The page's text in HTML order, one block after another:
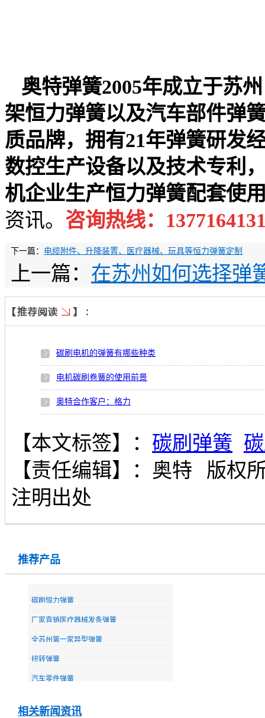
奥特弹簧2005年成立于苏
架恒力弹簧以及汽车部件弹
质品牌，拥有21年弹簧研发
数控生产设备以及技术专利
机企业生产恒力弹簧配套使
资讯。 咨询热线：
下一篇： 电缆附件、升降装置、医疗器械、玩具等恒力弹簧定制
上一篇： 在苏州如何选择弹
碳刷电机的弹簧有哪些种类
电机碳刷卷簧的使用前景
奥特合作客户：格力
【本文标签】： 碳刷弹簧
【责任编辑】： 奥特
版权
注明出处
推荐产品
碳刷恒力弹簧
厂家直销医疗器械发条弹簧
全苏州第一家异型弹簧
扭转弹簧
汽车零件弹簧
相关新闻资讯